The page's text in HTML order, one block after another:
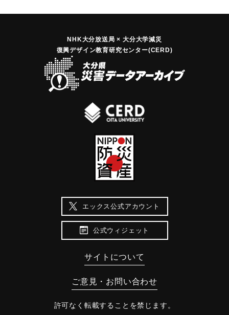
NHK大分放送局 × 大分大学減災
復興デザイン教育研究センター(CERD)
エックス公式アカウント
公式ウィジェット
サイトについて
ご意見・お問い合わせ
許可なく転載することを禁じます。